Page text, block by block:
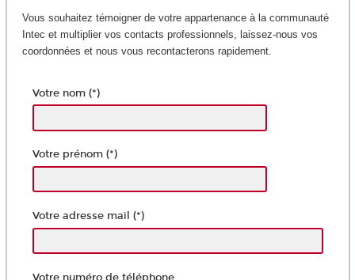
Vous souhaitez témoigner de votre appartenance à la communauté
Intec et multiplier vos contacts professionnels, laissez-nous vos
coordonnées et nous vous recontacterons rapidement.
Votre nom (*)
Votre prénom (*)
Votre adresse mail (*)
Votre numéro de téléphone